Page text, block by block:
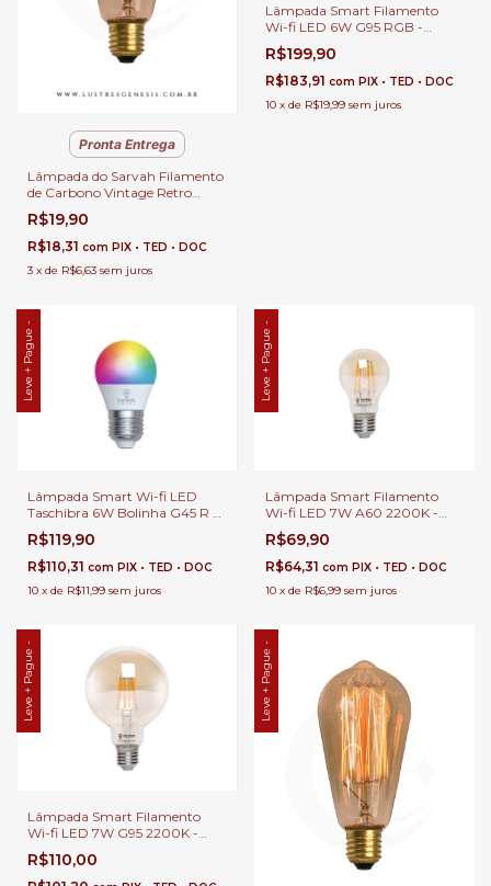
Pronta Entrega
Lâmpada do Sarvah Filamento
de Carbono Vintage Retro
ST64 40W Thomas Edison o
GMH
R$19,90
R$18,31 com PIX • TED • DOC
3 x de R$6,63 sem juros
Lâmpada Smart Filamento
Wi-fi LED 6W G95 RGB -
Taschibra
R$199,90
R$183,91 com PIX • TED • DOC
10 x de R$19,99 sem juros
Leve + Pague -
Lâmpada Smart Wi-fi LED
Taschibra 6W Bolinha G45 R -
Taschibra
R$119,90
R$110,31 com PIX • TED • DOC
10 x de R$11,99 sem juros
Leve + Pague -
Lâmpada Smart Filamento
Wi-fi LED 7W A60 2200K -
Taschibra
R$69,90
R$64,31 com PIX • TED • DOC
10 x de R$6,99 sem juros
Leve + Pague -
Lâmpada Smart Filamento
Wi-fi LED 7W G95 2200K -
Taschibra
R$110,00
Leve + Pague -